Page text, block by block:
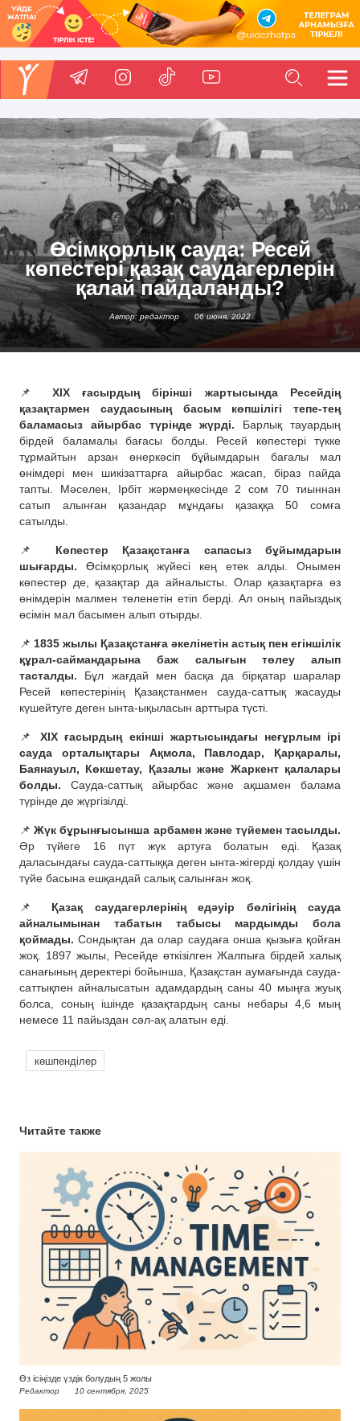
Өсімқорлық сауда: Ресей
көпестері қазақ саудагерлерін
қалай пайдаланды?
Автор: редактор 06 июня, 2022
📌 XIX ғасырдың бірінші жартысында Ресейдің
қазақтармен саудасының басым көпшілігі тепе-тең
баламасыз айырбас түрінде жүрді. Барлық тауардың
бірдей баламалы бағасы болды. Ресей көпестері түкке
тұрмайтын арзан өнеркәсіп бұйымдарын бағалы мал
өнімдері мен шикізаттарға айырбас жасап, біраз пайда
тапты. Мәселен, Ірбіт жәрмеңкесінде 2 сом 70 тиыннан
сатып алынған қазандар мұндағы қазаққа 50 сомға
сатылды.
📌 Көпестер Қазақстанға сапасыз бұйымдарын
шығарды. Өсімқорлық жүйесі кең етек алды. Онымен
көпестер де, қазақтар да айналысты. Олар қазақтарға өз
өнімдерін малмен төленетін етіп берді. Ал оның пайыздық
өсімін мал басымен алып отырды.
📌 1835 жылы Қазақстанға әкелінетін астық пен егіншілік
құрал-саймандарына баж салығын төлеу алып
тасталды. Бұл жағдай мен басқа да бірқатар шаралар
Ресей көпестерінің Қазақстанмен сауда-саттық жасауды
күшейтуге деген ынта-ықыласын арттыра түсті.
📌
XIX ғасырдың екінші жартысындағы неғұрлым ірі
сауда орталықтары Ақмола, Павлодар, Қарқаралы,
Баянауыл, Көкшетау, Қазалы және Жаркент қалалары
болды. Сауда-саттық айырбас және ақшамен балама
түрінде де жүргізілді.
📌Жүк бұрынғысынша арбамен және түйемен тасылды.
Әр түйеге 16 пүт жүк артуға болатын еді. Қазақ
даласындағы сауда-саттыққа деген ынта-жігерді қолдау үшін
түйе басына ешқандай салық салынған жоқ.
📌 Қазақ саудагерлерінің едәуір бөлігінің сауда
айналымынан табатын табысы мардымды бола
қоймады. Сондықтан да олар саудаға онша қызыға қойған
жоқ. 1897 жылы, Ресейде өткізілген Жалпыға бірдей халық
санағының деректері бойынша, Қазақстан аумағында сауда-
саттықпен айналысатын адамдардың саны 40 мыңға жуық
болса, соның ішінде қазақтардың саны небары 4,6 мың
немесе 11 пайыздан сәл-ақ алатын еді.
көшпенділер
Читайте также
Өз ісіңізде үздік болудың 5 жолы
Редактор 10 сентября, 2025